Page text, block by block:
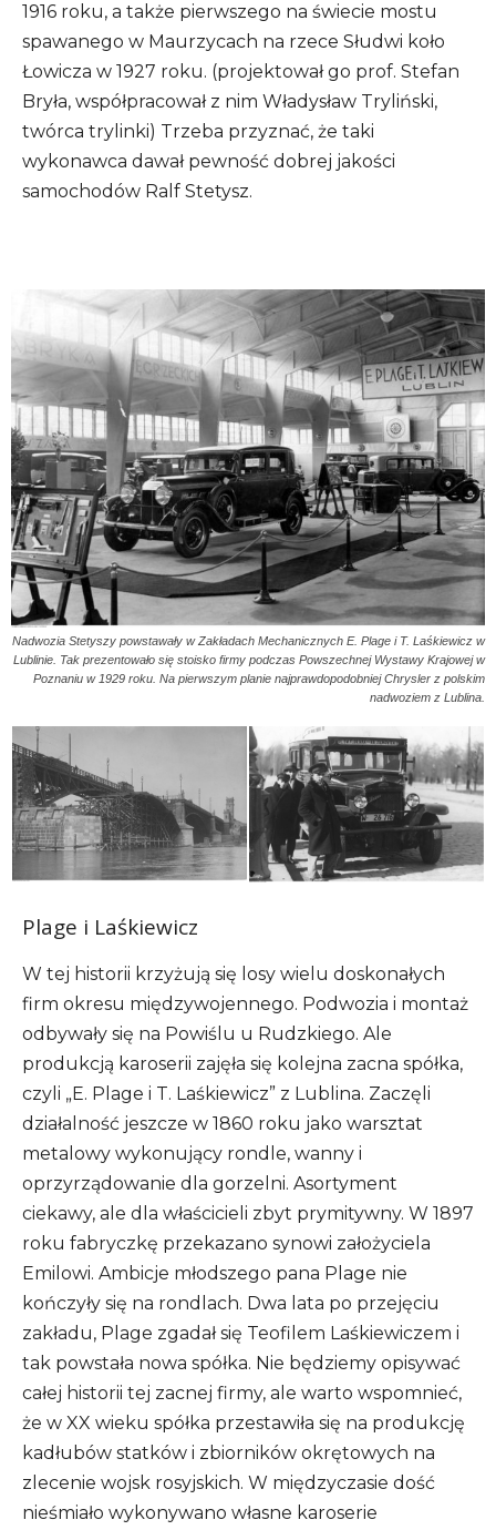
1916 roku, a także pierwszego na świecie mostu
spawanego w Maurzycach na rzece Słudwi koło
Łowicza w 1927 roku. (projektował go prof. Stefan
Bryła, współpracował z nim Władysław Tryliński,
twórca trylinki) Trzeba przyznać, że taki
wykonawca dawał pewność dobrej jakości
samochodów Ralf Stetysz.
Nadwozia Stetyszy powstawały w Zakładach Mechanicznych E. Plage i T. Laśkiewicz w
Lublinie. Tak prezentowało się stoisko firmy podczas Powszechnej Wystawy Krajowej w
Poznaniu w 1929 roku. Na pierwszym planie najprawdopodobniej Chrysler z polskim
nadwoziem z Lublina.
Plage i Laśkiewicz
W tej historii krzyżują się losy wielu doskonałych
firm okresu międzywojennego. Podwozia i montaż
odbywały się na Powiślu u Rudzkiego. Ale
produkcją karoserii zajęła się kolejna zacna spółka,
czyli „E. Plage i T. Laśkiewicz” z Lublina. Zaczęli
działalność jeszcze w 1860 roku jako warsztat
metalowy wykonujący rondle, wanny i
oprzyrządowanie dla gorzelni. Asortyment
ciekawy, ale dla właścicieli zbyt prymitywny. W 1897
roku fabryczkę przekazano synowi założyciela
Emilowi. Ambicje młodszego pana Plage nie
kończyły się na rondlach. Dwa lata po przejęciu
zakładu, Plage zgadał się Teofilem Laśkiewiczem i
tak powstała nowa spółka. Nie będziemy opisywać
całej historii tej zacnej firmy, ale warto wspomnieć,
że w XX wieku spółka przestawiła się na produkcję
kadłubów statków i zbiorników okrętowych na
zlecenie wojsk rosyjskich. W międzyczasie dość
nieśmiało wykonywano własne karoserie